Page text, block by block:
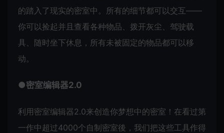
的踏入了现实的密室中。所有的细节都可以交互——
你可以捡起并且查看各种物品、拨开灰尘、驾驶载
具、随时坐下休息，所有未被固定的物品都可以移
动。
●密室编辑器2.0
利用密室编辑器2.0来创造你梦想中的密室！在看过第
一作中超过4000个自制密室後，我们把这些工具作得